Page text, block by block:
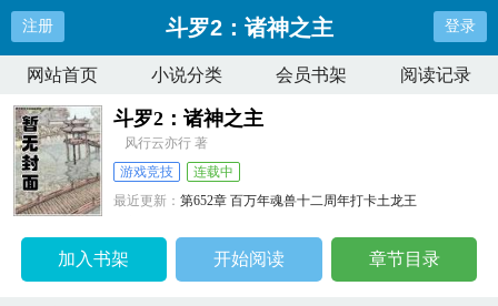
注册 斗罗2：诸神之主 登录
网站首页 小说分类 会员书架 阅读记录
斗罗2：诸神之主
风行云亦行 著
游戏竞技
连载中
最近更新：第652章 百万年魂兽十二周年打卡土龙王
加入书架 开始阅读 章节目录